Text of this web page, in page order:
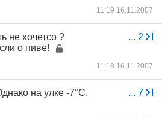
11:19 16.11.2007
... 2
не хочетсо ?
о пиве!
11:18 16.11.2007
... 7
на улке -7°C.